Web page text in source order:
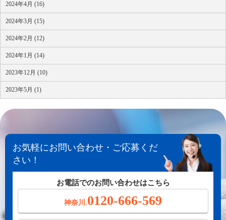
2024年4月 (16)
2024年3月 (15)
2024年2月 (12)
2024年1月 (14)
2023年12月 (10)
2023年5月 (1)
お気軽にお問い合わせ・ご応募くだ
さい！
お電話でのお問い合わせはこちら
神奈川.0120-666-569